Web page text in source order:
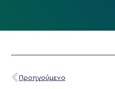
Προηγούμενο